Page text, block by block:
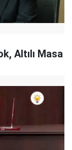
Altılı Masa